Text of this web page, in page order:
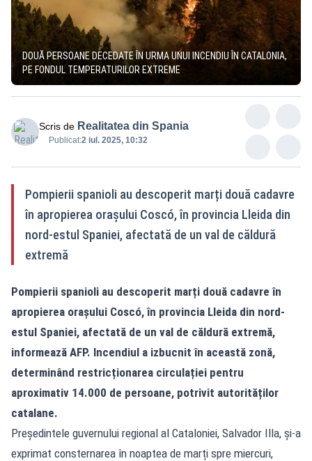
DOUĂ PERSOANE DECEDATE ÎN URMA UNUI INCENDIU ÎN CATALONIA,
PE FONDUL TEMPERATURILOR EXTREME
Scris de Realitatea din Spania
Publicat:2 iul. 2025, 10:32
Pompierii spanioli au descoperit marți două cadavre
în apropierea orașului Coscó, în provincia Lleida din
nord-estul Spaniei, afectată de un val de căldură
extremă
Pompierii spanioli au descoperit marți două cadavre în
apropierea orașului Coscó, în provincia Lleida din nord-
estul Spaniei, afectată de un val de căldură extremă,
informează AFP. Incendiul a izbucnit în această zonă,
determinând restricționarea circulației pentru
aproximativ 14.000 de persoane, potrivit autorităților
catalane.
Președintele guvernului regional al Cataloniei, Salvador Illa, și-a
exprimat consternarea în noaptea de marți spre miercuri,